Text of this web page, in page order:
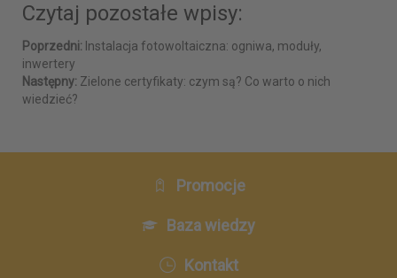
Czytaj pozostałe wpisy:
Poprzedni: Instalacja fotowoltaiczna: ogniwa, moduły,
inwertery
Następny: Zielone certyfikaty: czym są? Co warto o nich
wiedzieć?
Promocje
Baza wiedzy
Kontakt